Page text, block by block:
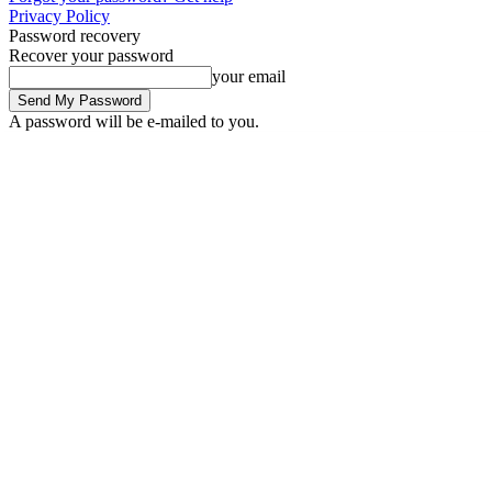
Privacy Policy
Password recovery
Recover your password
your email
A password will be e-mailed to you.